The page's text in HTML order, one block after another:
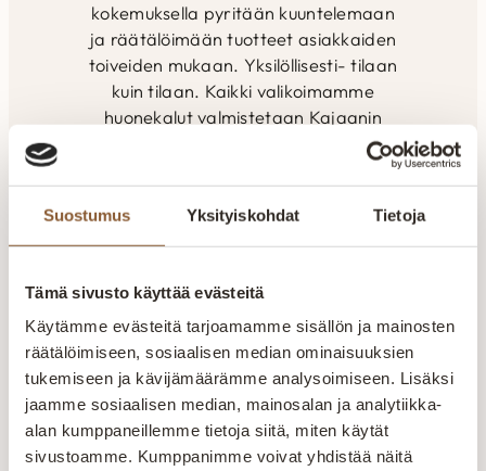
Suostumus Yksityiskohdat Tietoja
Tämä sivusto käyttää evästeitä
Käytämme evästeitä tarjoamamme sisällön ja mainosten
räätälöimiseen, sosiaalisen median ominaisuuksien
tukemiseen ja kävijämäärämme analysoimiseen. Lisäksi
jaamme sosiaalisen median, mainosalan ja analytiikka-
alan kumppaneillemme tietoja siitä, miten käytät
sivustoamme. Kumppanimme voivat yhdistää näitä
kokemuksella pyritään kuuntelemaan
ja räätälöimään tuotteet asiakkaiden
toiveiden mukaan. Yksilöllisesti- tilaan
kuin tilaan. Kaikki valikoimamme
huonekalut valmistetaan Kajaanin
tehtaalla. Aitokalusteelle myönnetty
ylpeästi yllä suomalaisen työn lippua.
Jokainen huonekalu valmistetaan huolellisesti
kokeneiden ammattilaisten käsissä. Laatu näkyy
rakenteissa, materiaaleissa ja viimeistellyissä
yksityiskohdissa.
Valmistetaan Kainuussa Suomessa
Aitokalusteen huonekalut valmistetaan Kajaanin